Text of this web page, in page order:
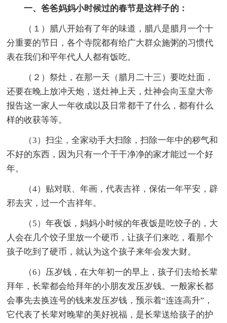
一、爸爸妈妈小时候过的春节是这样子的：
（１）腊八开始有了年的味道，腊八是腊月一个十
分重要的节日，各个寺院都有给广大群众施粥的习惯代
表在我们和平年代人人都有饭吃。
（２）祭灶，在那一天（腊月二十三）要吃灶面，
还要在晚上放冲天炮，送灶神上天，灶神会向玉皇大帝
报告这一家人一年收成以及日常都干了什么，都有什么
样的收获等等。
（3）扫尘，全家动手大扫除，扫除一年中的秽气和
不好的东西，因为只有一个干干净净的家才能过一个好
年。
（4）贴对联、年画，代表吉祥，保佑一年平安，辟
邪去灾，过一个吉祥年。
（5）年夜饭，妈妈小时候的年夜饭是吃饺子的，大
人会在几个饺子里放一个硬币，让孩子们来吃，看那个
孩子吃到了硬币，就认为这个孩子来年会发大财。
（6）压岁钱，在大年初一的早上，孩子们去给长辈
拜年，长辈都会给拜年的小朋友发压岁钱。一般家长都
会事先去换连号的钱来发压岁钱，预示着“连连高升”，
它代表了长辈对晚辈的美好祝福，是长辈送给孩子的护